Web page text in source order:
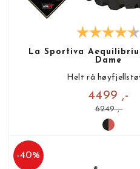
La Sportiva
Dame
Helt rå
4499 ,-
6249 ,-
-40%